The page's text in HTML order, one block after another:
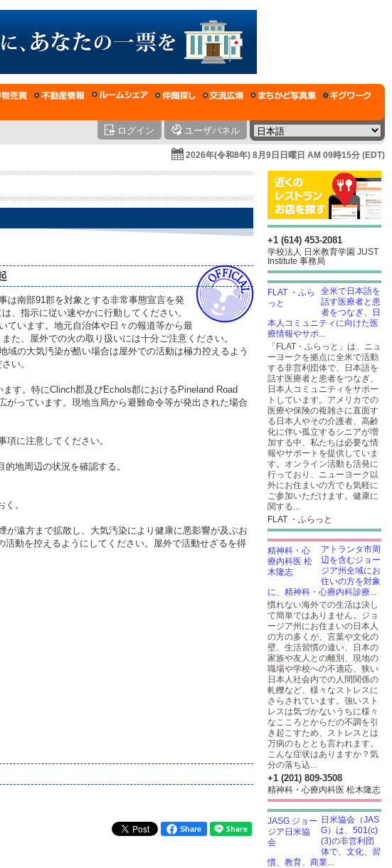
ログイン ユーザパネル
2026年(令和8年) 8月9日日曜日 AM 09時15分 (EDT)
は南部91郡を対象とする非常事態宣言を発
、指示に従い速やかに行動してください。
ています。地元自治体や日々の報道等から最
た、屋外での火の取り扱いには十分ご注意ください。
の大気汚染が酷い場合は屋外での活動は極力控えるよう
い。
す。特にClinch郡及びEchols郡におけるPineland Road
がっています。現地当局から避難命令等が発出された場合
に注意してください。
地周辺の状況を確認する。
。
遠方まで拡散し、大気汚染により健康に悪影響が及ぶお
動を控えるようにしてください。屋外で活動せざるを得
Share
+1 (614) 453-2081
学校法人 日米教育学園 JUST
Institute 事務局
全米で日本語を
話す医療者と患
者をつなぎ、日
本人コミュニティに向けた医
療情報やサポ...
「FLAT・ふらっと」は、ニュ
ーヨークを拠点に全米で活動
する非営利団体で、日本語を
話す医療者と患者をつなぎ、
日本人コミュニティをサポー
トしています。アメリカでの
医療や保険の複雑さに直面す
る日本人やその介護者、高齢
化に伴い孤立するシニアが増
加する中、私たちは必要な情
報やサポートを提供していま
す。オンライン活動も活発に
行っており、ニューヨーク以
外にお住まいの方でも気軽に
ご参加いただけます。健康に
関する...
FLAT ・ふらっと
アトランタ市周
辺を含むジョー
ジア州全域にお
住いの方を対象
に、精神科・心療内科診療...
慣れない海外での生活は決し
て簡単ではありません。ジョ
ージア州にお住まいの日本人
の方の多くが、言葉や文化の
壁、生活習慣の違い、日本の
家族や友人との離別、現地の
職場や学校への不適応、狭い
日本人社会内での人間関係の
軋轢など、様々なストレスに
さらされています。強いスト
レスは気づかないうちに様々
なこころとからだの不調を引
き起こすため、ストレスとは
万病のもととも言われます。
こんな症状はありますか？気
分の落ち込...
+1 (201) 809-3508
精神科・心療内科医 松木隆志
日米協会（JAS
G）は、501(c)
(3)の非営利団
体で、文化、習
慣、教育、商業...